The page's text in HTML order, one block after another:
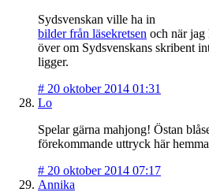
Sydsvenskan ville ha in
bilder från läsekretsen och när jag
över om Sydsvenskans skribent
ligger.
# 20 oktober 2014 01:31
Lo
Spelar gärna mahjong! Östan
förekommande uttryck här
# 20 oktober 2014 07:17
Annika